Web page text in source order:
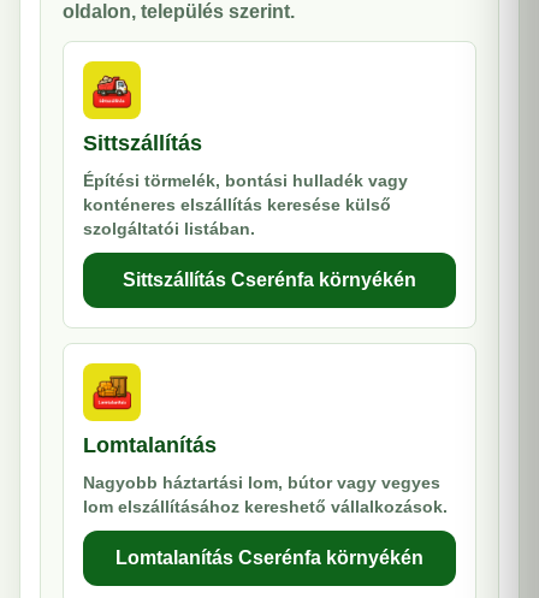
oldalon, település szerint.
Sittszállítás
Építési törmelék, bontási hulladék vagy
konténeres elszállítás keresése külső
szolgáltatói listában.
Sittszállítás Cserénfa környékén
Lomtalanítás
Nagyobb háztartási lom, bútor vagy vegyes
lom elszállításához kereshető vállalkozások.
Lomtalanítás Cserénfa környékén